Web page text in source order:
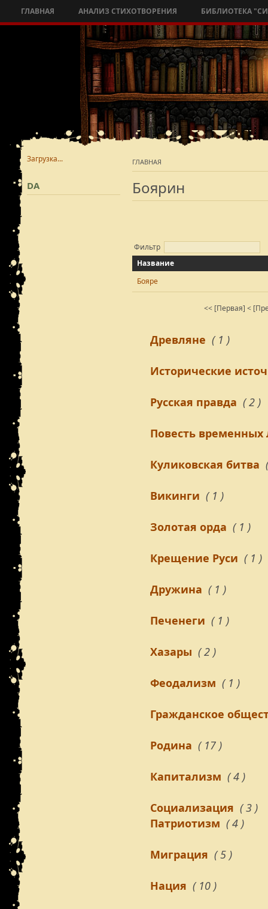
ГЛАВНАЯ АНАЛИЗ СТИХОТВОРЕНИЯ БИБЛИОТЕКА
ГЛАВНАЯ
Боярин
Фильтр
Название
Бояре
<< [Первая] <
Древляне ( 1 )
Исторические
Русская правда ( 2 )
Повесть временных
Куликовская битва
Викинги ( 1 )
Золотая орда ( 1 )
Крещение Руси ( 1 )
Дружина ( 1 )
Печенеги ( 1 )
Хазары ( 2 )
Феодализм ( 1 )
Гражданское
Родина ( 17 )
Капитализм ( 4 )
Социализация ( 3 )
Патриотизм ( 4 )
Миграция ( 5 )
Нация ( 10 )
Загрузка...
DA